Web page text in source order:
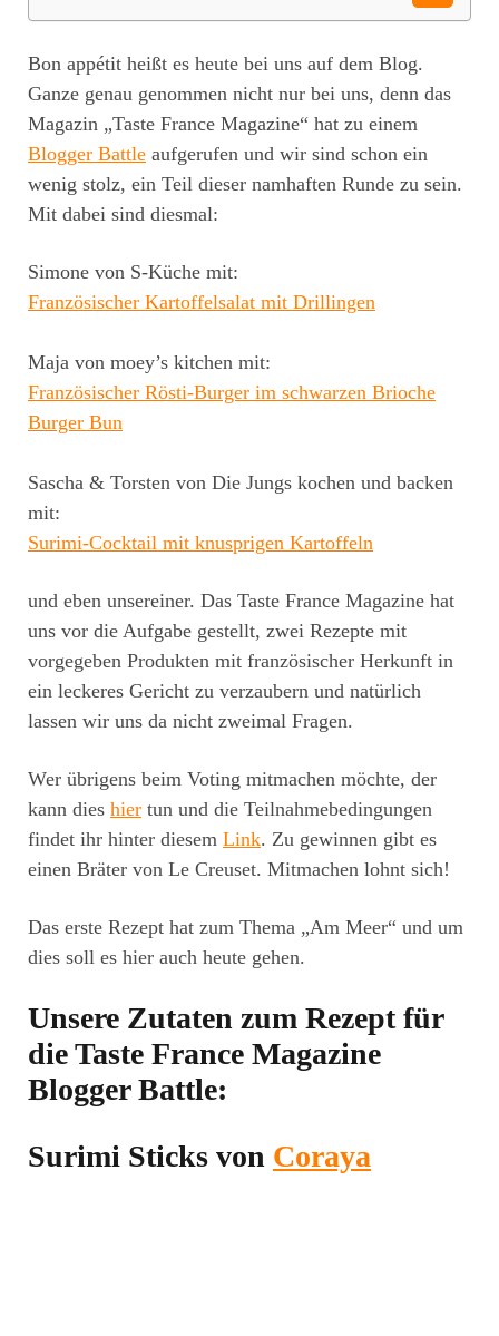
Bon appétit heißt es heute bei uns auf dem Blog.
Ganze genau genommen nicht nur bei uns, denn das
Magazin „Taste France Magazine“ hat zu einem
Blogger Battle aufgerufen und wir sind schon ein
wenig stolz, ein Teil dieser namhaften Runde zu sein.
Mit dabei sind diesmal:
Simone von S-Küche mit:
Französischer Kartoffelsalat mit Drillingen
Maja von moey’s kitchen mit:
Französischer Rösti-Burger im schwarzen Brioche
Burger Bun
Sascha & Torsten von Die Jungs kochen und backen
mit:
Surimi-Cocktail mit knusprigen Kartoffeln
und eben unsereiner. Das Taste France Magazine hat
uns vor die Aufgabe gestellt, zwei Rezepte mit
vorgegeben Produkten mit französischer Herkunft in
ein leckeres Gericht zu verzaubern und natürlich
lassen wir uns da nicht zweimal Fragen.
Wer übrigens beim Voting mitmachen möchte, der
kann dies hier tun und die Teilnahmebedingungen
findet ihr hinter diesem Link. Zu gewinnen gibt es
einen Bräter von Le Creuset. Mitmachen lohnt sich!
Das erste Rezept hat zum Thema „Am Meer“ und um
dies soll es hier auch heute gehen.
Unsere Zutaten zum Rezept für
die Taste France Magazine
Blogger Battle:
Surimi Sticks von Coraya